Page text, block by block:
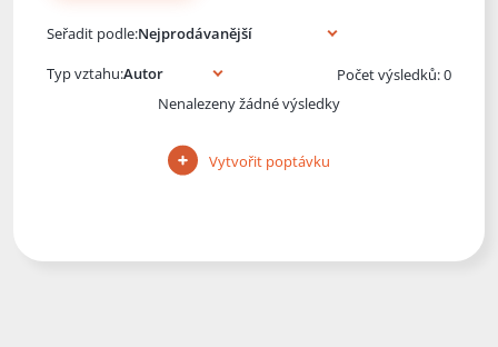
Seřadit podle:
Typ vztahu:
Počet výsledků: 0
Nenalezeny žádné výsledky
Vytvořit poptávku